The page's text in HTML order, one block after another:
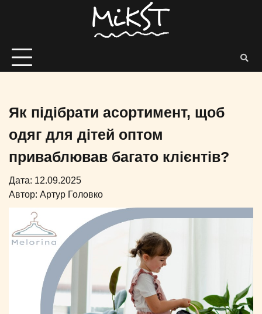
Як підібрати асортимент, щоб
одяг для дітей оптом
приваблював багато клієнтів?
Дата: 12.09.2025
Автор: Артур Головко